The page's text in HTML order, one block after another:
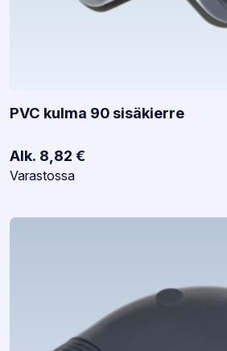
PVC kulma 90 sisäkierre
Alk. 8,82 €
Varastotilanne:
Varastossa